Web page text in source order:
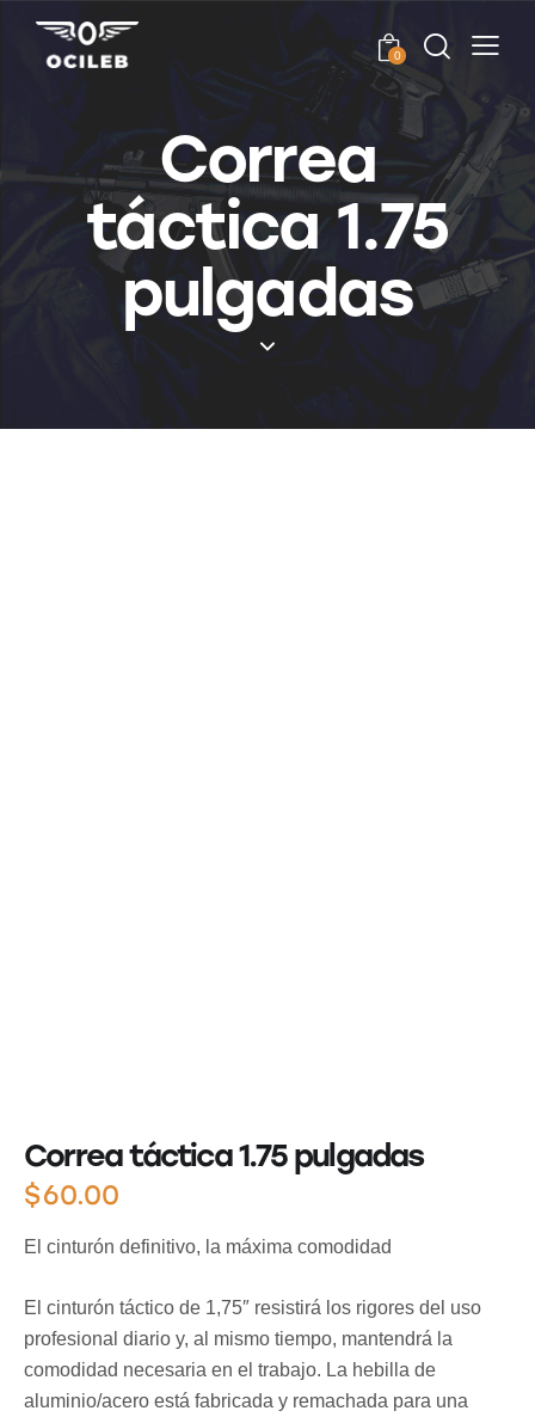
0
Correa
táctica 1.75
pulgadas
Correa táctica 1.75 pulgadas
$60.00
El cinturón definitivo, la máxima comodidad
El cinturón táctico de 1,75″ resistirá los rigores del uso
profesional diario y, al mismo tiempo, mantendrá la
comodidad necesaria en el trabajo. La hebilla de
aluminio/acero está fabricada y remachada para una